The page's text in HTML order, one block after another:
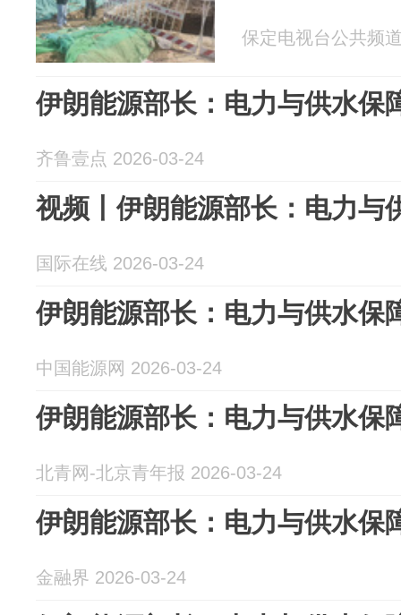
保定电视台公共频
伊朗能源部长：电力与供水保
齐鲁壹点 2026-03-24
视频丨伊朗能源部长：电力与
国际在线 2026-03-24
伊朗能源部长：电力与供水保
中国能源网 2026-03-24
伊朗能源部长：电力与供水保
北青网-北京青年报 2026-03-24
伊朗能源部长：电力与供水保
金融界 2026-03-24